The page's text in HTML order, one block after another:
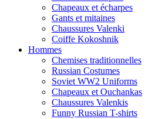
Chapeaux et écharpes
Gants et mitaines
Chaussures Valenki
Coiffe Kokoshnik
Hommes
Chemises traditionnelles
Russian Costumes
Soviet WW2 Uniforms
Chapeaux et Ouchankas
Chaussures Valenkis
Funny Russian T-shirts